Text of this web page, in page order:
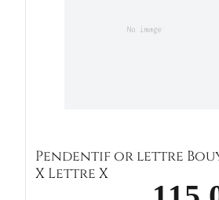
Pendentif or lettre
X Lettre X